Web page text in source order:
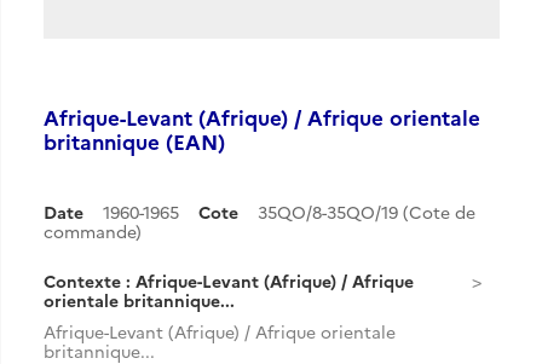
Afrique-Levant (Afrique) / Afrique orientale
britannique (EAN)
Date 1960-1965 Cote
35QO/8-35QO/19 (Cote de
commande)
Contexte : Afrique-Levant (Afrique) / Afrique
orientale britannique...
Afrique-Levant (Afrique) / Afrique orientale
britannique...